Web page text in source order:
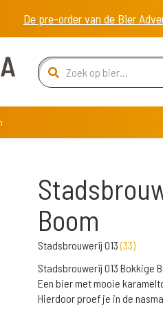
De pre-order van de Bier
Boom
Stadsbrouwerij 013(33)
Stadsbrouwerij 013 Bokkige
Een bier met mooie
Hierdoor proef je in de